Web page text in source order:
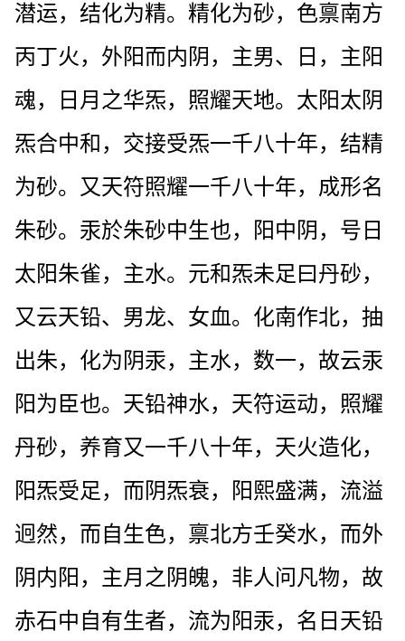
潜运，结化为精。精化为砂，色禀南方
丙丁火，外阳而内阴，主男、日，主阳
魂，日月之华炁，照耀天地。太阳太阴
炁合中和，交接受炁一千八十年，结精
为砂。又天符照耀一千八十年，成形名
朱砂。汞於朱砂中生也，阳中阴，号日
太阳朱雀，主水。元和炁未足曰丹砂，
又云天铅、男龙、女血。化南作北，抽
出朱，化为阴汞，主水，数一，故云汞
阳为臣也。天铅神水，天符运动，照耀
丹砂，养育又一千八十年，天火造化，
阳炁受足，而阴炁衰，阳熙盛满，流溢
迥然，而自生色，禀北方壬癸水，而外
阴内阳，主月之阴魄，非人问凡物，故
赤石中自有生者，流为阳汞，名日天铅